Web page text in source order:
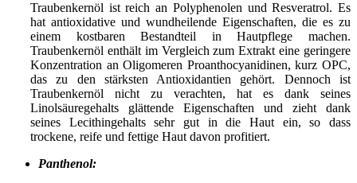
Traubenkernöl ist reich an Polyphenolen und Resveratrol. Es
hat antioxidative und wundheilende Eigenschaften, die es zu
einem kostbaren Bestandteil in Hautpflege machen.
Traubenkernöl enthält im Vergleich zum Extrakt eine geringere
Konzentration an Oligomeren Proanthocyanidinen, kurz OPC,
das zu den stärksten Antioxidantien gehört. Dennoch ist
Traubenkernöl nicht zu verachten, hat es dank seines
Linolsäuregehalts glättende Eigenschaften und zieht dank
seines Lecithingehalts sehr gut in die Haut ein, so dass
trockene, reife und fettige Haut davon profitiert.
Panthenol: